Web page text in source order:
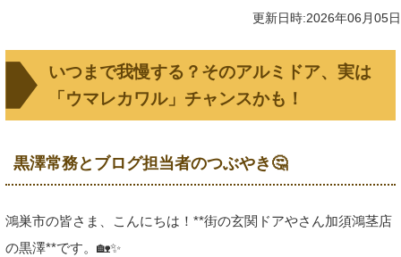
更新日時:2026年06月05日
いつまで我慢する？そのアルミドア、実は
「ウマレカワル」チャンスかも！
黒澤常務とブログ担当者のつぶやき🤔
鴻巣市の皆さま、こんにちは！**街の玄関ドアやさん加須鴻茎店
の黒澤**です。🏡✨